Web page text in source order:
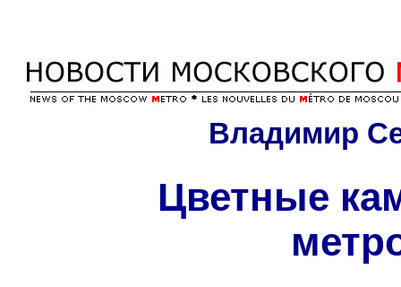
Владимир
Цветные